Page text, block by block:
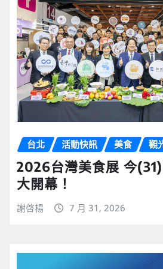
台北 活動快訊 美食 觀
2026台灣美食展 今
大開幕！
謝啓楊 7 月 31, 2026